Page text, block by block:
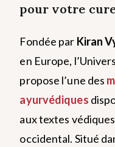
pour votre
Fondée par Kiran
en Europe,
propose l’une des
ayurvédiques
aux textes
occidental. Situé